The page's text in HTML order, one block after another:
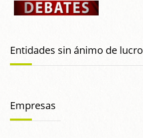
Entidades sin ánimo de lucro
Empresas